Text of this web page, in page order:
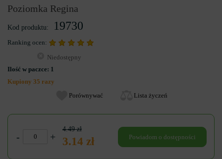
Poziomka Regina
Kod produktu: 19730
Ranking ocen:
Niedostępny
Ilość w paczce: 1
Kupiony 35 razy
Porównywać
Lista życzeń
- +
4.49 zł
3.14 zł Powiadom o dostępności